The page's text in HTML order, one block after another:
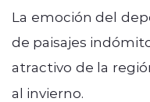
La emoción del
de paisajes
atractivo de la
al invierno.